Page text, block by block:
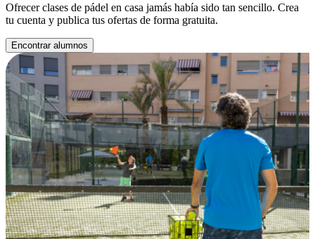
Ofrecer clases de pádel en casa jamás había sido tan sencillo. Crea
tu cuenta y publica tus ofertas de forma gratuita.
Encontrar alumnos